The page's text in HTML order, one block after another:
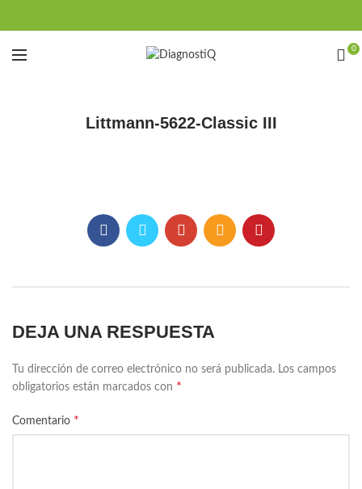
0
Littmann-5622-Classic III
DEJA UNA RESPUESTA
Tu dirección de correo electrónico no será publicada. Los campos
obligatorios están marcados con *
Comentario *